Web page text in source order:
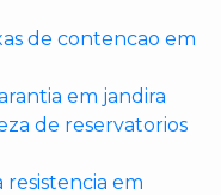
de contencao em
em jandira
de reservatorios
em